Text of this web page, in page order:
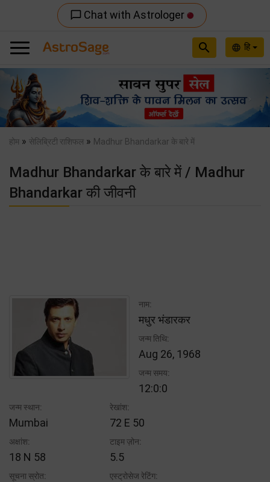
chat_bubble_outline Chat with Astrologer
language हि
search
Previous
होम » सेलिब्रिटी राशिफल » Madhur Bhandarkar के बारे में
Madhur Bhandarkar के बारे में / Madhur
Bhandarkar की जीवनी
नाम:
मधुर भंडारकर
जन्म तिथि:
Aug 26, 1968
जन्म समय:
12:0:0
जन्म स्थान:
Mumbai
रेखांश:
72 E 50
अक्षांश:
18 N 58
टाइम ज़ोन:
5.5
सूचना स्रोत: एस्ट्रोसेज रेटिंग: